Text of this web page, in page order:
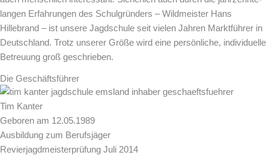
langen Erfahrungen des Schulgründers – Wildmeister Hans
Hillebrand – ist unsere Jagdschule seit vielen Jahren Marktführer in
Deutschland. Trotz unserer Größe wird eine persönliche, individuelle
Betreuung groß geschrieben.
Die Geschäftsführer
Tim Kanter
Geboren am 12.05.1989
Ausbildung zum Berufsjäger
Revierjagdmeisterprüfung Juli 2014